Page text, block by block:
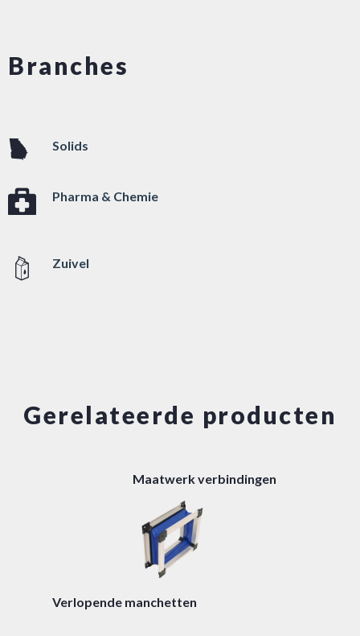
Branches
Solids
Pharma & Chemie
Zuivel
Gerelateerde producten
Maatwerk verbindingen
Verlopende manchetten